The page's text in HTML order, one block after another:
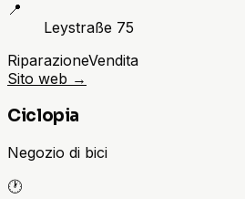
📍
Leystraße 75
RiparazioneVendita
Sito web →
Ciclopia
Negozio di bici
🕐